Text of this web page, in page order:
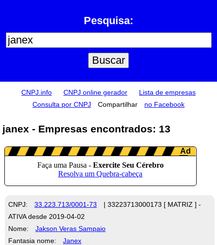
Pesquisa:
CNPJ.info CNPJ online gerador
Lista de empresas
Consulta por CNPJ
Compartilhar no Facebook
janex - Empresas encontrados: 13
CNPJ: 33.223.713/0001-73
| 33223713000173 [ MATRIZ ] -
ATIVA desde 2019-04-02
Nome:
Jakson Veras Sampaio
Fantasia nome:
Janex